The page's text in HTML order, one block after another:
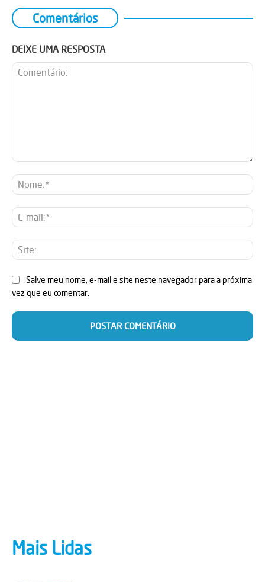
Comentários
DEIXE UMA RESPOSTA
E-
Salve meu nome, e-mail e site neste navegador para a próxima
vez que eu comentar.
Mais Lidas